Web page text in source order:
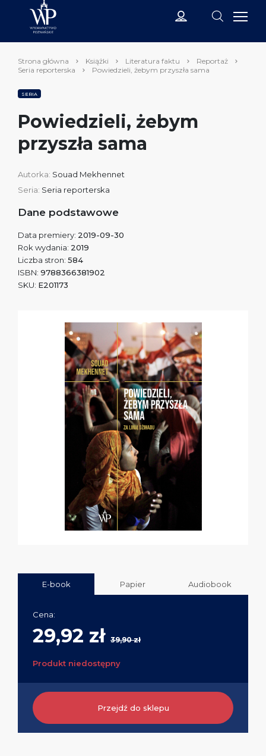
Strona główna Książki Literatura faktu
Reportaż
Seria reporterska
Powiedzieli, żebym przyszła sama
SERIA
Powiedzieli, żebym
przyszła sama
Autorka: Souad Mekhennet
Seria: Seria reporterska
Dane podstawowe
Data premiery: 2019-09-30
Rok wydania: 2019
Liczba stron: 584
ISBN: 9788366381902
SKU: E201173
E-book Papier Audiobook
Cena:
29,92 zł 39,90 zł
Produkt niedostępny
Przejdź do sklepu